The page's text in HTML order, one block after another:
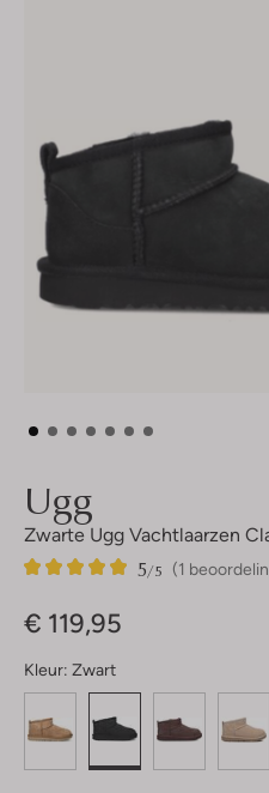
Ugg
Zwarte Ugg Vachtlaarzen
(1
5/5
1
5
€ 119,95
Kleur: Zwart